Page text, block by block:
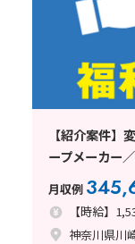
【紹介案件】
ープメーカー
月収例
【時給】
神奈川県川